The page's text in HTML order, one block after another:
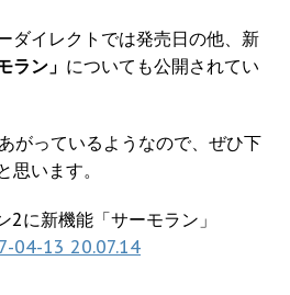
ダイレクトでは発売日の他、新
ラン」 についても公開されてい
がっているようなので、ぜひ下
思います。
2に新機能「サーモラン」